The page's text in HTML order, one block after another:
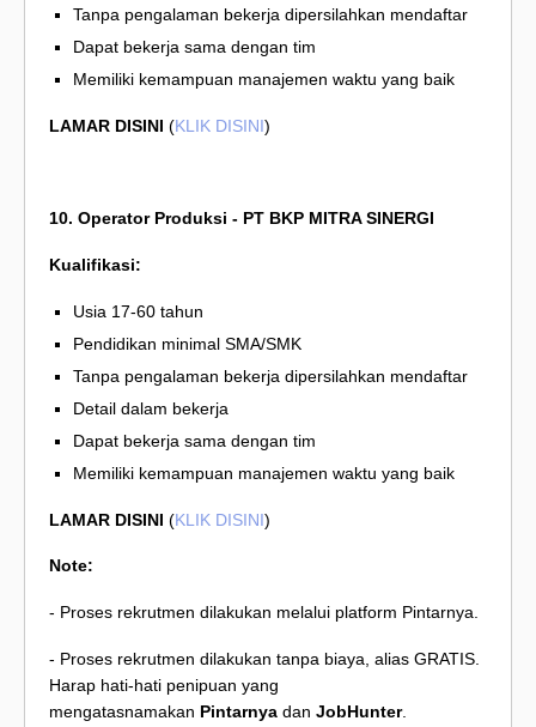
Tanpa pengalaman bekerja dipersilahkan mendaftar
Dapat bekerja sama dengan tim
Memiliki kemampuan manajemen waktu yang baik
LAMAR DISINI (KLIK DISINI)
10. Operator Produksi - PT BKP MITRA SINERGI
Kualifikasi:
Usia 17-60 tahun
Pendidikan minimal SMA/SMK
Tanpa pengalaman bekerja dipersilahkan mendaftar
Detail dalam bekerja
Dapat bekerja sama dengan tim
Memiliki kemampuan manajemen waktu yang baik
LAMAR DISINI (KLIK DISINI)
Note:
- Proses rekrutmen dilakukan melalui platform Pintarnya.
- Proses rekrutmen dilakukan tanpa biaya, alias GRATIS.
Harap hati-hati penipuan yang
mengatasnamakan Pintarnya dan JobHunter.